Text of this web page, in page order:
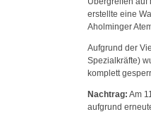
erstellte eine
Aholminger
Aufgrund der
Spezialkräfte)
komplett
Nachtrag: Am
aufgrund